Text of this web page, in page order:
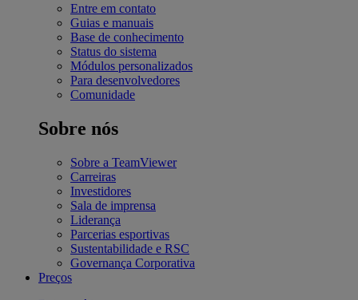
Entre em contato
Guias e manuais
Base de conhecimento
Status do sistema
Módulos personalizados
Para desenvolvedores
Comunidade
Sobre nós
Sobre a TeamViewer
Carreiras
Investidores
Sala de imprensa
Liderança
Parcerias esportivas
Sustentabilidade e RSC
Governança Corporativa
Preços